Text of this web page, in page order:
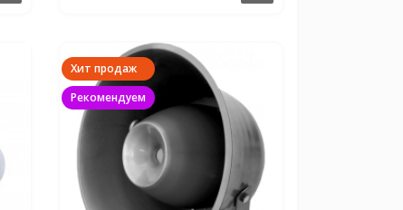
Хит продаж
Рекомендуем